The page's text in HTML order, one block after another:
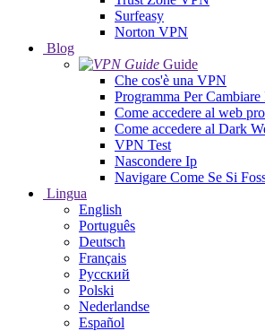
Surfeasy
Norton VPN
Blog
Guide
Che cos'è una VPN
Programma Per Cambiare
Come accedere al web
Come accedere al Dark
VPN Test
Nascondere Ip
Navigare Come Se Si
Lingua
English
Português
Deutsch
Français
Русский
Polski
Nederlandse
Español